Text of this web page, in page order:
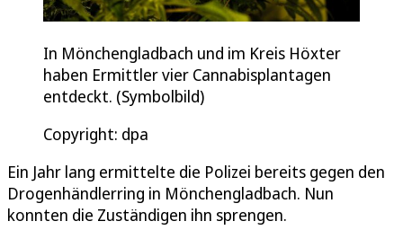
In Mönchengladbach und im Kreis Höxter
haben Ermittler vier Cannabisplantagen
entdeckt. (Symbolbild)
Copyright: dpa
Ein Jahr lang ermittelte die Polizei bereits gegen den
Drogenhändlerring in Mönchengladbach. Nun
konnten die Zuständigen ihn sprengen.